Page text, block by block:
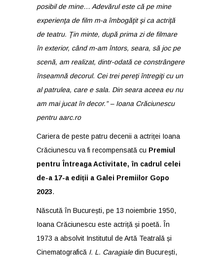
posibil de mine… Adevărul este că pe mine
experienţa de film m-a îmbogăţit şi ca actriţă
de teatru. Ţin minte, după prima zi de filmare
în exterior, când m-am întors, seara, să joc pe
scenă, am realizat, dintr-odată ce constrângere
înseamnă decorul. Cei trei pereţi întregiţi cu un
al patrulea, care e sala. Din seara aceea eu nu
am mai jucat în decor.” – Ioana Crăciunescu
pentru aarc.ro
Cariera de peste patru decenii a actriței Ioana
Crăciunescu va fi recompensată cu Premiul
pentru Întreaga Activitate, în cadrul celei
de-a 17-a ediții a Galei Premiilor Gopo
2023.
Născută în București, pe 13 noiembrie 1950,
Ioana Crăciunescu este actriță și poetă. În
1973 a absolvit Institutul de Artă Teatrală și
Cinematografică I. L. Caragialedin București,